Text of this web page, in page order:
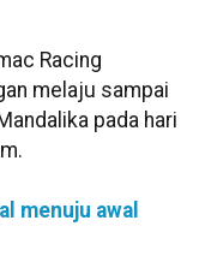
Racing
melaju sampai
pada hari
menuju awal